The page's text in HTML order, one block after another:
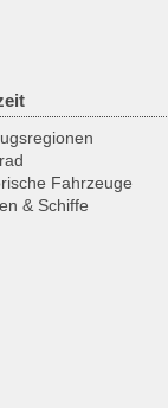
Fahrzeuge
& Schiffe